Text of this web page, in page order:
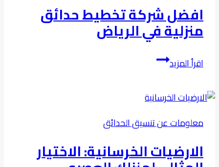
افضل شركة تخطيط حدائق
منزلية في الرياض
اقرأ المزيدافضل
شركة
حدائق
في
معلومات عن تنسيق الحدائق
الارضيات الخرسانية: الاختيار